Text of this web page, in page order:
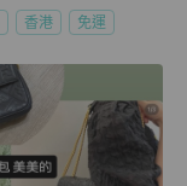
香港 免運